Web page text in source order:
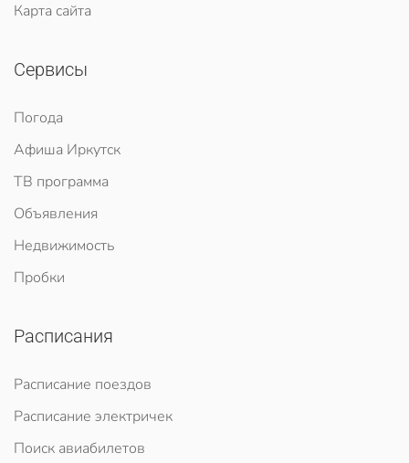
Карта сайта
Сервисы
Погода
Афиша Иркутск
ТВ программа
Объявления
Недвижимость
Пробки
Расписания
Расписание поездов
Расписание электричек
Поиск авиабилетов